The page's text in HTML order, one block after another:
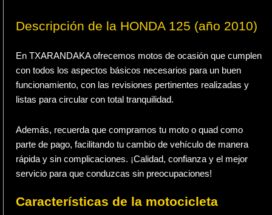
Descripción de la HONDA 125 (año 2010)
En TXARANDAKA ofrecemos motos de ocasión que cumplen
con todos los aspectos básicos necesarios para un buen
funcionamiento, con las revisiones pertinentes realizadas y
listas para circular con total tranquilidad.
Además, recuerda que compramos tu moto o quad como
parte de pago, facilitando tu cambio de vehículo de manera
rápida y sin complicaciones. ¡Calidad, confianza y el mejor
servicio para que conduzcas sin preocupaciones!
Características de la motocicleta